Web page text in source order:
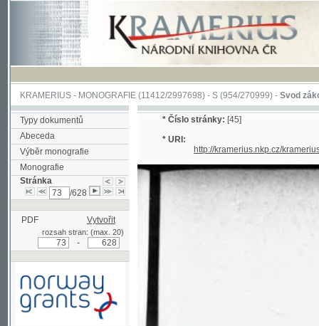
KRAMERIUS-MONOGRAFIE(11412/2997698) -S (954/270999)-Svod zákonův
Typy dokumentů
Abeceda
Výběr monografie
Monografie
Stránka
/628
PDF Vytvořit
rozsah stran: (max. 20)
Podpořeno grantem z Norska
prostřednictvím Norského
http://kramerius.nkp.cz/kramerius/